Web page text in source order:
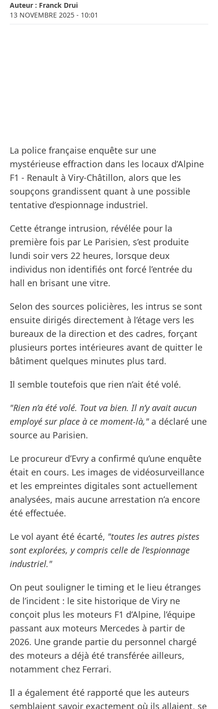
Auteur : Franck Drui
13 NOVEMBRE 2025 - 10:01
La police française enquête sur une
mystérieuse effraction dans les locaux d’Alpine
F1 - Renault à Viry-Châtillon, alors que les
soupçons grandissent quant à une possible
tentative d’espionnage industriel.
Cette étrange intrusion, révélée pour la
première fois par Le Parisien, s’est produite
lundi soir vers 22 heures, lorsque deux
individus non identifiés ont forcé l’entrée du
hall en brisant une vitre.
Selon des sources policières, les intrus se sont
ensuite dirigés directement à l’étage vers les
bureaux de la direction et des cadres, forçant
plusieurs portes intérieures avant de quitter le
bâtiment quelques minutes plus tard.
Il semble toutefois que rien n’ait été volé.
"Rien n’a été volé. Tout va bien. Il n’y avait aucun
employé sur place à ce moment-là,"a déclaré une
source au Parisien.
Le procureur d’Evry a confirmé qu’une enquête
était en cours. Les images de vidéosurveillance
et les empreintes digitales sont actuellement
analysées, mais aucune arrestation n’a encore
été effectuée.
Le vol ayant été écarté, "toutes les autres pistes
sont explorées, y compris celle de l’espionnage
industriel."
On peut souligner le timing et le lieu étranges
de l’incident : le site historique de Viry ne
conçoit plus les moteurs F1 d’Alpine, l’équipe
passant aux moteurs Mercedes à partir de
2026. Une grande partie du personnel chargé
des moteurs a déjà été transférée ailleurs,
notamment chez Ferrari.
Il a également été rapporté que les auteurs
semblaient savoir exactement où ils allaient, se